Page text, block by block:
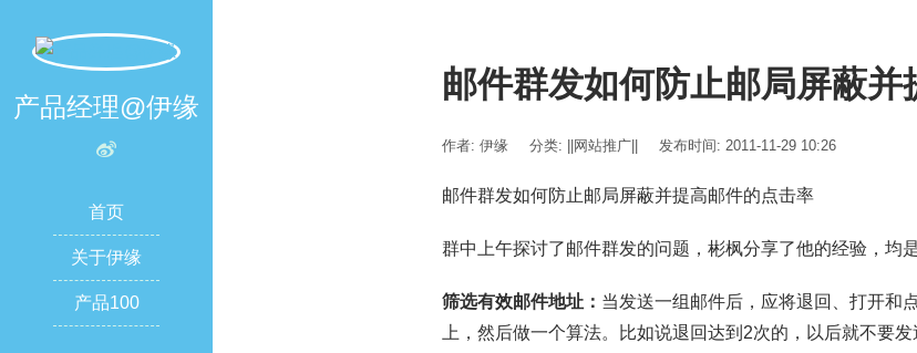
产品经理@伊缘
首页
关于伊缘
产品100
邮件群发如何防止邮局屏蔽
作者: 伊缘 分类: ||网站推广|| 发布时间: 2011-11-29 10:26
邮件群发如何防止邮局屏蔽并提高邮件的点击率
群中上午探讨了邮件群发的问题，彬枫分享了他的经验，均
筛选有效邮件地址： 当发送一组邮件后，应将退回、打开和
上，然后做一个算法。比如说退回达到2次的，以后就不要